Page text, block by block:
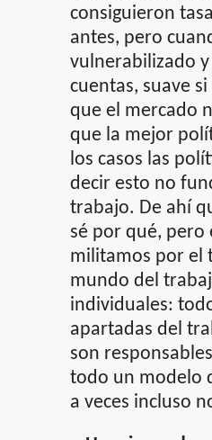
consiguieron
antes, pero
vulnerabilizado
cuentas, suave
que el mercado
que la mejor
los casos las
decir esto no
trabajo. De ahí
sé por qué, pero
militamos por el
mundo del
individuales:
apartadas del
son
todo un modelo
a veces incluso